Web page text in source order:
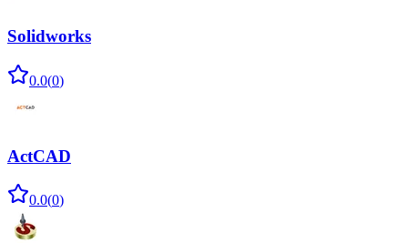
Solidworks
0.0(0)
ActCAD
0.0(0)